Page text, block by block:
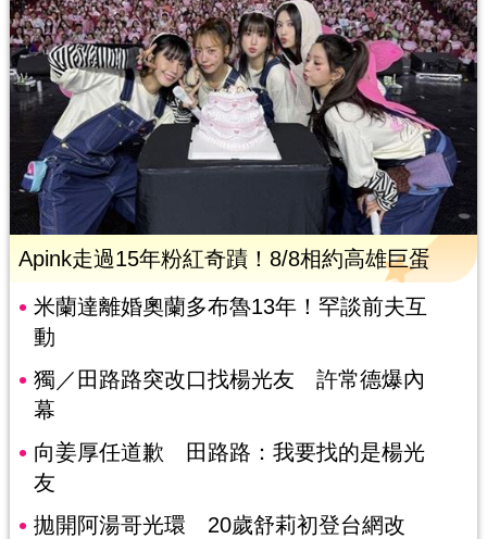
Apink走過15年粉紅奇蹟！8/8相約高雄巨蛋
米蘭達離婚奧蘭多布魯13年！罕談前夫互
動
獨／田路路突改口找楊光友 許常德爆內
幕
向姜厚任道歉 田路路：我要找的是楊光
友
拋開阿湯哥光環 20歲舒莉初登台網改